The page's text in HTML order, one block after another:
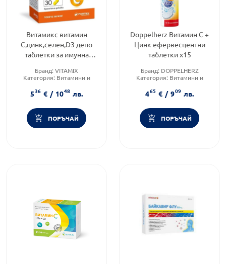
Витамикс витамин
C,цинк,селен,D3 депо
таблетки за имунна
Бранд: VITAMIX
Категория: Витамини и
Продуктова линия:
C+ZINK+SE+D3
536 € / 1048 лв.
ПОРЪЧАЙ
Doppelherz Витамин С +
Цинк ефервесцентни
таблетки х15
Бранд: DOPPELHERZ
Категория: Витамини и
Продуктова линия:ACTIVE
465 € / 909 лв.
ПОРЪЧАЙ